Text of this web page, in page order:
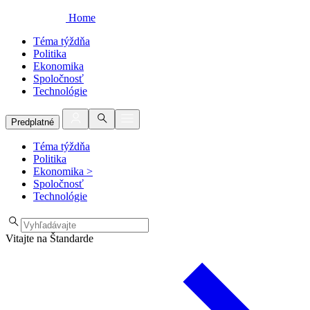
Home
Téma týždňa
Politika
Ekonomika
Spoločnosť
Technológie
Predplatné
Téma týždňa
Politika
Ekonomika >
Spoločnosť
Technológie
Vitajte na Štandarde